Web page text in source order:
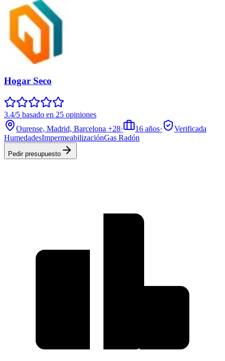
Hogar Seco
3.4/5 basado en 25 opiniones
Ourense, Madrid, Barcelona +28· 16 años·
Verificada
HumedadesImpermeabilizaciónGas Radón
Pedir presupuesto